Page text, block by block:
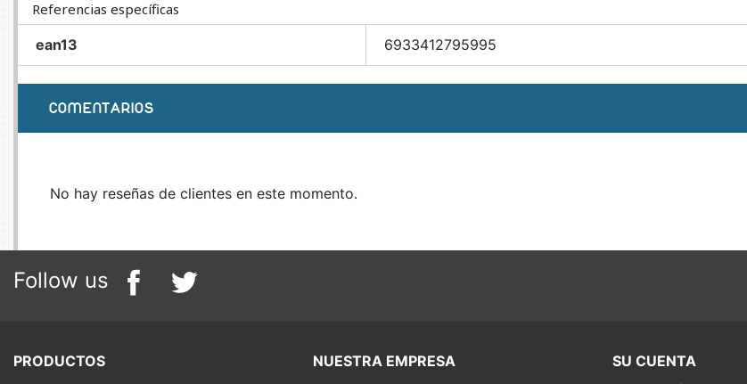
Referencias específicas
ean13
6933412795995
COMENTARIOS
No hay reseñas de clientes en este momento.
Follow us
PRODUCTOS
NUESTRA EMPRESA
SU CUENTA